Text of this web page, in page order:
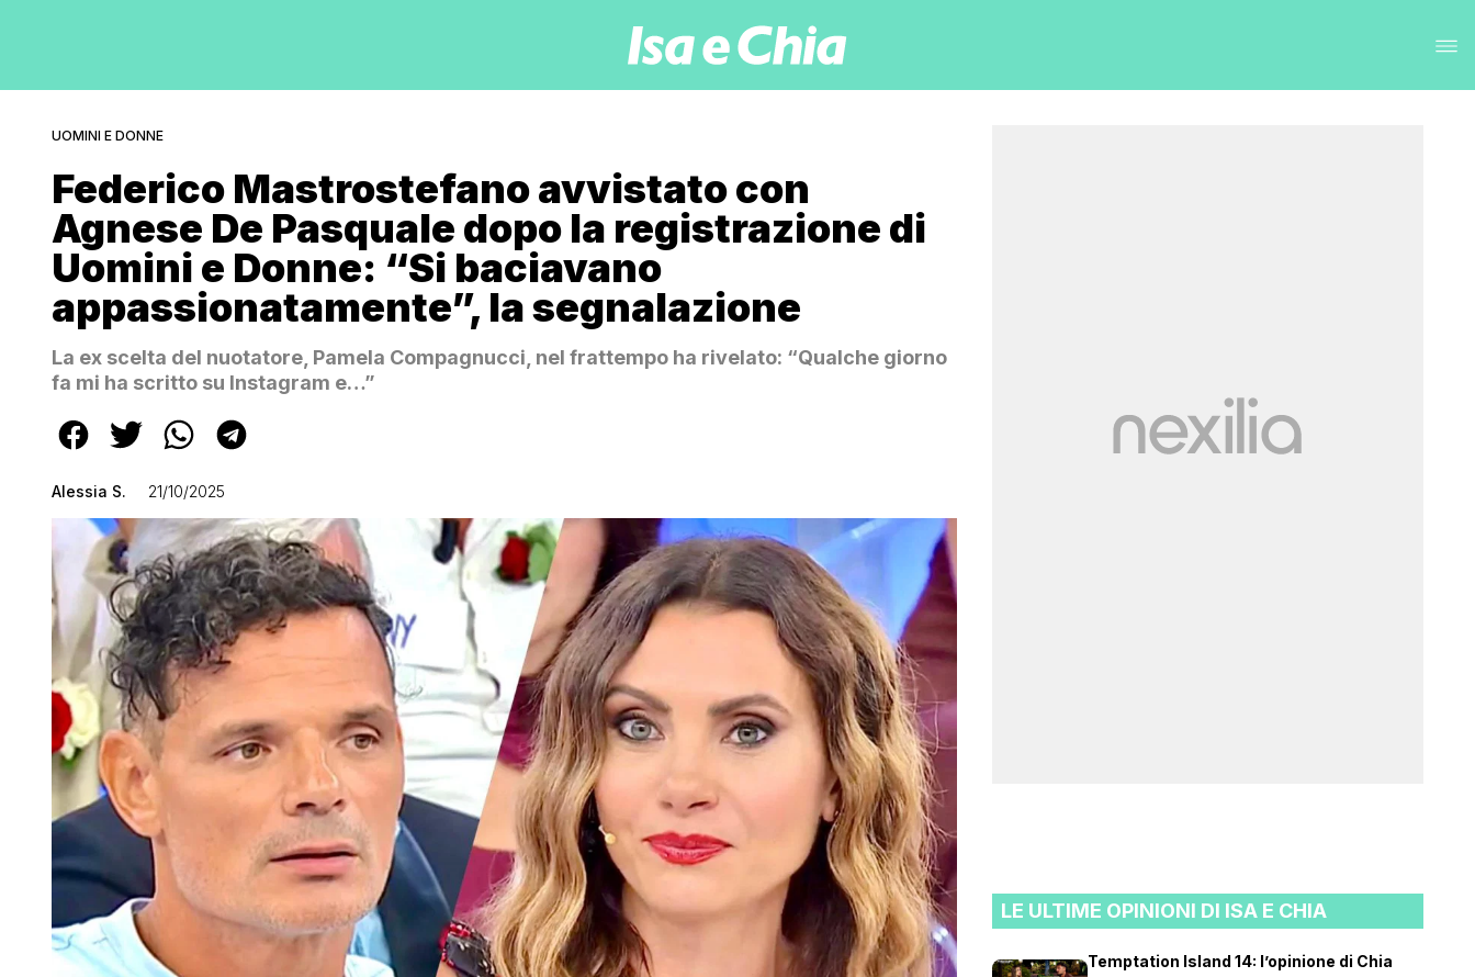
UOMINI E DONNE
Federico Mastrostefano avvistato con
Agnese De Pasquale dopo la registrazione di
Uomini e Donne: “Si baciavano
appassionatamente”, la segnalazione
La ex scelta del nuotatore, Pamela Compagnucci, nel frattempo ha rivelato: “Qualche giorno
fa mi ha scritto su Instagram e…”
Alessia S. 21/10/2025
LE ULTIME OPINIONI DI ISA E CHIA
Temptation Island 14: l’opinione di Chia